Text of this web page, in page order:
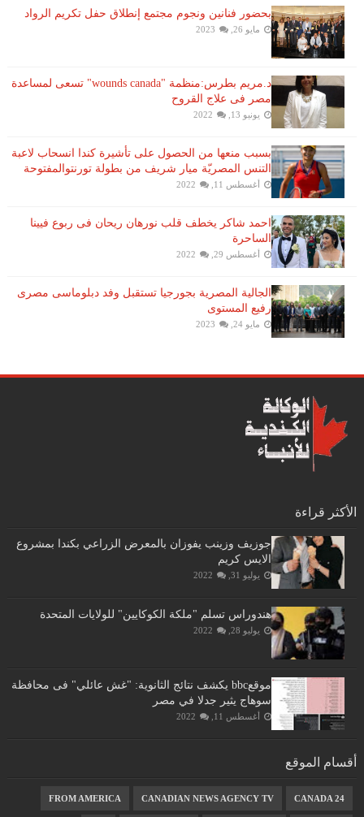
بحضور فنانين ونجوم مجتمع إنطلاق حفل تكريم الرواد
مايو 26, 2023
د.مريم بطرس:منظمة "wounds canada" تسعى لمساعدة
مصر فى علاج القروح
يونيو 13, 2022
بسبب منعها من الحصول على تأشيرة كندا انسحاب لاعبة ​
التنس​ المصريّة ​ميار شريف​ من بطولة ​تورنتو​المفتوحة
أغسطس 11, 2022
احمد شاكر يخطف قلب نورهان ريحان فى ربوع فيينا
الساحرة
أغسطس 29, 2022
الجالية المصرية بجورجيا تستقبل وفد دبلوماسى مصرى
رفيع المستوى
مايو 24, 2023
الأكثر قراءة
جوزيف وزينب يفوزان بالمعرض الزراعي بكندا بمشروع
الايس كريم
يوليو 31, 2022
هندوراس تسلم "ملكة الكوكايين" للولايات المتحدة
يوليو 28, 2022
موقعbbc يكشف نتائج الثانوية: "غش عائلي" فى محافظة
سوهاج يثير جدلا في مصر
أغسطس 11, 2022
أقسام الموقع
CANADA 24
CANADIAN NEWS AGENCY TV
FROM AMERICA